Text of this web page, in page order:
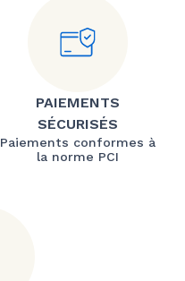
PAIEMENTS
SÉCURISÉS
Paiements conformes à
la norme PCI